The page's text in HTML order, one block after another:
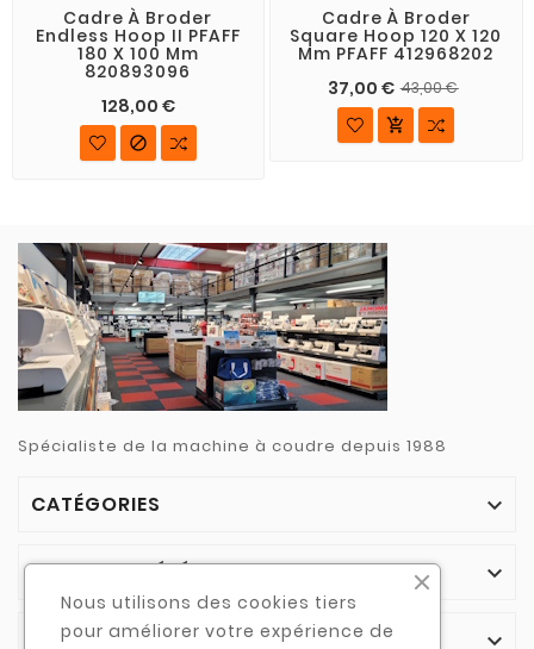
Cadre À Broder
Endless Hoop II PFAFF
180 X 100 Mm
820893096
128,00 €

Cadre À Broder
Square Hoop 120 X 120
Mm PFAFF 412968202
37,00 € 43,00 €

Spécialiste de la machine à coudre depuis 1988
CATÉGORIES 
NOTRE SOCIÉTÉ 
VOTRE COMPTE 
Nous utilisons des cookies tiers
pour améliorer votre expérience de